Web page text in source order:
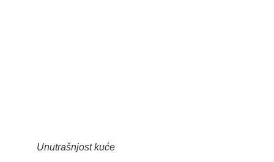
Unutrašnjost kuće